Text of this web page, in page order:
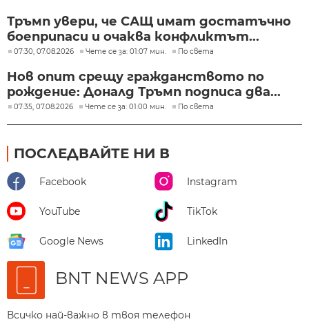
Тръмп увери, че САЩ имат достатъчно
боеприпаси и очаква конфликтът...
07:30, 07.08.2026 Чете се за: 01:07 мин. По света
Нов опит срещу гражданството по
рождение: Доналд Тръмп подписа два...
07:35, 07.08.2026 Чете се за: 01:00 мин. По света
ПОСЛЕДВАЙТЕ НИ В
Facebook Instagram
YouTube TikTok
Google News LinkedIn
BNT NEWS APP
Всичко най-важно в твоя телефон